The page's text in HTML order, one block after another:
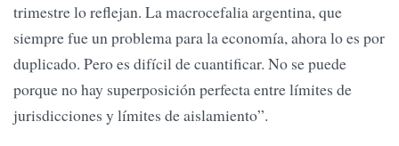
trimestre lo reflejan. La macrocefalia argentina, que
siempre fue un problema para la economía, ahora lo es por
duplicado. Pero es difícil de cuantificar. No se puede
porque no hay superposición perfecta entre límites de
jurisdicciones y límites de aislamiento”.